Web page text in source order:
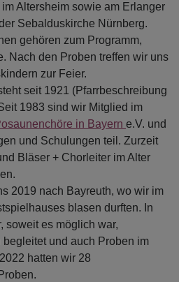
Altersheim sowie am Erlanger
Sebalduskirche Nürnberg.
gehören zum Programm,
Nach den Proben treffen wir uns
zur Feier.
seit 1921 (Pfarrbeschreibung
1983 sind wir Mitglied im
in Bayern e.V. und
und Schulungen teil. Zurzeit
Bläser + Chorleiter im Alter
2019 nach Bayreuth, wo wir im
blasen durften. In
soweit es möglich war,
und auch Proben im
hatten wir 28